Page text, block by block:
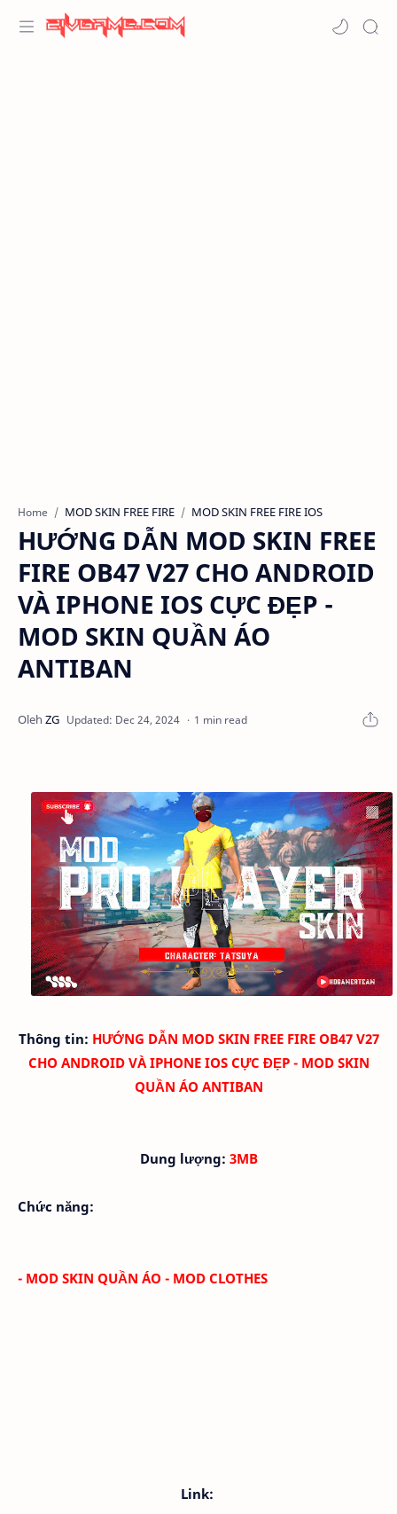
Home MOD SKIN FREE FIRE MOD SKIN FREE FIRE IOS
HƯỚNG DẪN MOD SKIN FREE
FIRE OB47 V27 CHO ANDROID
VÀ IPHONE IOS CỰC ĐẸP -
MOD SKIN QUẦN ÁO
ANTIBAN
1 min read
Thông tin: HƯỚNG DẪN MOD SKIN FREE FIRE OB47 V27
CHO ANDROID VÀ IPHONE IOS CỰC ĐẸP - MOD SKIN
QUẦN ÁO ANTIBAN
Dung lượng: 3MB
Chức năng:
- MOD SKIN QUẦN ÁO - MOD CLOTHES
Link: